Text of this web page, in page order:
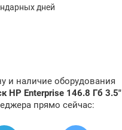
дней
и наличие оборудования
HP Enterprise 146.8 Гб 3.5"
прямо сейчас: